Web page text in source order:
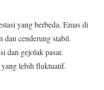
yang berbeda. Emas di
dan cenderung stabil.
dan gejolak pasar.
yang lebih fluktuatif.